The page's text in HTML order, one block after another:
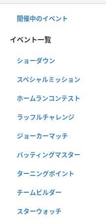
開催中のイベント
イベント一覧
ショーダウン
スペシャルミッション
ホームランコンテスト
ラッフルチャレンジ
ジョーカーマッチ
バッティングマスター
ターニングポイント
チームビルダー
スターウォッチ